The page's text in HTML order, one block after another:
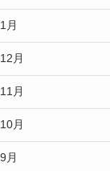
月
月
月
月
月